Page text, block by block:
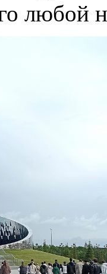
любой